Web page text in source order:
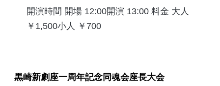
開演時間 開場 12:00開演 13:00 料金 大人
￥1,500小人 ￥700
黒崎新劇座一周年記念同魂会座長大会